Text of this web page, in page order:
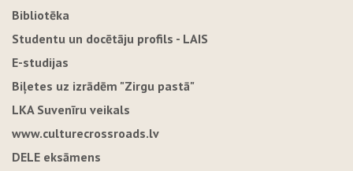
Bibliotēka
Studentu un docētāju profils - LAIS
E-studijas
Biļetes uz izrādēm "Zirgu pastā"
LKA Suvenīru veikals
www.culturecrossroads.lv
DELE eksāmens